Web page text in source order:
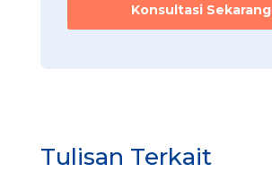
Konsultasi Sekarang
Tulisan Terkait